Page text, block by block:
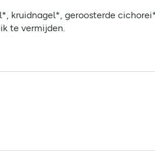
kruidnagel*, geroosterde
te vermijden.